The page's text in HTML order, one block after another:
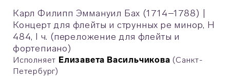
Карл Филипп Эммануил Бах (1714–1788)
Концерт для флейты и струнных ре минор, H
484, I ч. (переложение для флейты и
фортепиано)
Исполняет Елизавета Васильчикова (Санкт-
Петербург)